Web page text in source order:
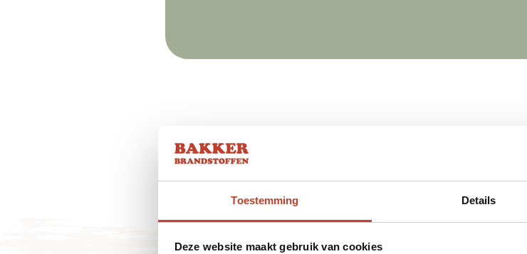
Toestemming Details
Deze website maakt gebruik van cookies